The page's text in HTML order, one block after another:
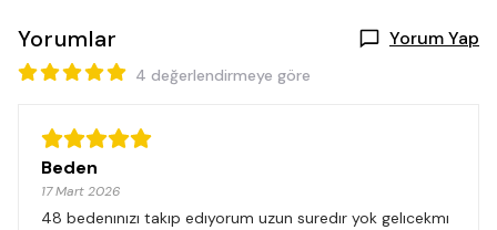
Yorumlar Yorum Yap
4 değerlendirmeye göre
Beden
17 Mart 2026
48 bedenınızı takıp edıyorum uzun suredır yok gelıcekmı